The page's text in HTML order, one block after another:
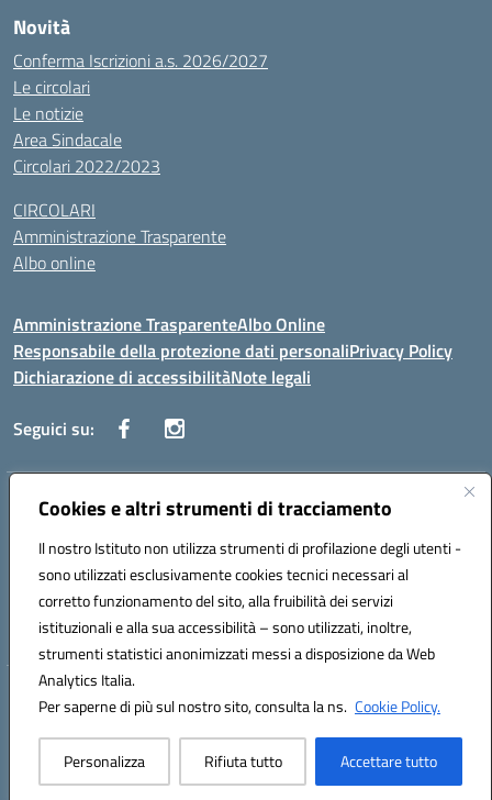
Cookies e altri strumenti di tracciamento
Il nostro Istituto non utilizza strumenti di profilazione degli utenti -
sono utilizzati esclusivamente cookies tecnici necessari al
corretto funzionamento del sito, alla fruibilità dei servizi
istituzionali e alla sua accessibilità – sono utilizzati, inoltre,
strumenti statistici anonimizzati messi a disposizione da Web
Analytics Italia.
Per saperne di più sul nostro sito, consulta la ns. Cookie Policy.
Personalizza Rifiuta tutto Accettare tutto
Novità
Conferma Iscrizioni a.s. 2026/2027
Le circolari
Le notizie
Area Sindacale
Circolari 2022/2023
CIRCOLARI
Amministrazione Trasparente
Albo online
Amministrazione TrasparenteAlbo Online
Responsabile della protezione dati personaliPrivacy Policy
Dichiarazione di accessibilitàNote legali
Seguici su:
Indirizzo:Corso Vittorio Emanuele, 27 90133 - Palermo
Posta elettronica certificata (PEC):pais03600r@pec.istruzione.it
Codice fiscale: 97308550827
Codice meccanografico: PAIS03600R
Hosting & Powered by 3D Solution S.r.l.
Concept & Design by Designers Italia